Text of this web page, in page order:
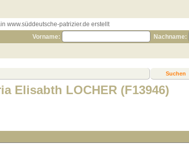
www.süddeutsche-patrizier.de erstellt
Vorname:
Nachname:
Suchen
Elisabth LOCHER (F13946)